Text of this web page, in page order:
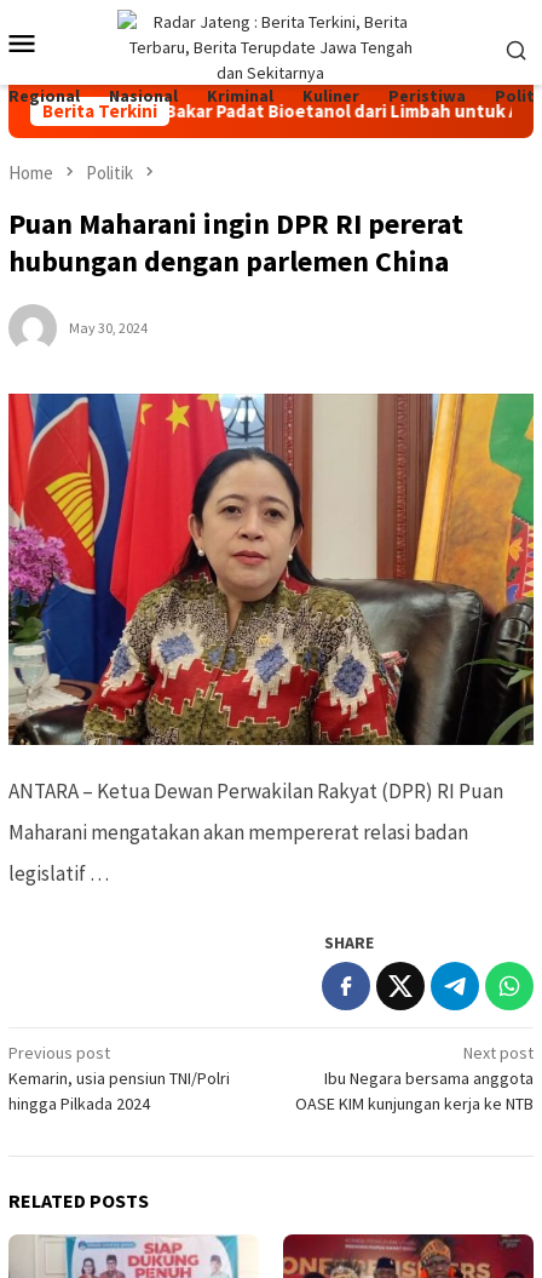
to
Mobile
Menu
Regional Nasional Kriminal Kuliner Peristiwa
Berita Terkini
Bahan Bakar Padat Bioetanol dari Limbah untuk Aktivitas
Home Politik
Puan Maharani ingin DPR RI pererat
hubungan dengan parlemen China
May 30, 2024
ANTARA – Ketua Dewan Perwakilan Rakyat (DPR) RI Puan
Maharani mengatakan akan mempererat relasi badan
legislatif …
SHARE
Post
navigation
Previous post
Kemarin, usia pensiun TNI/Polri
hingga Pilkada 2024
Next post
Ibu Negara bersama anggota
OASE KIM kunjungan kerja ke NTB
RELATED POSTS